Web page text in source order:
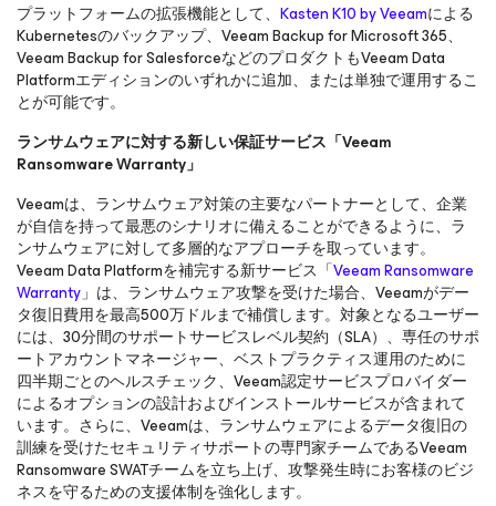
プラットフォームの拡張機能として、 Kasten K10 by Veeamによる
Kubernetesのバックアップ、Veeam Backupfor Microsoft 365、
Veeam Backupfor SalesforceなどのプロダクトもVeeam Data
Platformエディションのいずれかに追加、または単独で運用するこ
とが可能です。
ランサムウェアに対する新しい保証サービス「Veeam
Ransomware Warranty」
Veeamは、ランサムウェア対策の主要なパートナーとして、企業
が自信を持って最悪のシナリオに備えることができるように、ラ
ンサムウェアに対して多層的なアプローチを取っています。
Veeam Data Platformを補完する新サービス「Veeam Ransomware
Warranty」は、ランサムウェア攻撃を受けた場合、Veeamがデー
タ復旧費用を最高500万ドルまで補償します。対象となるユーザー
には、30分間のサポートサービスレベル契約（SLA）、専任のサポ
ートアカウントマネージャー、ベストプラクティス運用のために
四半期ごとのヘルスチェック、Veeam認定サービスプロバイダー
によるオプションの設計およびインストールサービスが含まれて
います。さらに、Veeamは、ランサムウェアによるデータ復旧の
訓練を受けたセキュリティサポートの専門家チームであるVeeam
Ransomware SWATチームを立ち上げ、攻撃発生時にお客様のビジ
ネスを守るための支援体制を強化します。